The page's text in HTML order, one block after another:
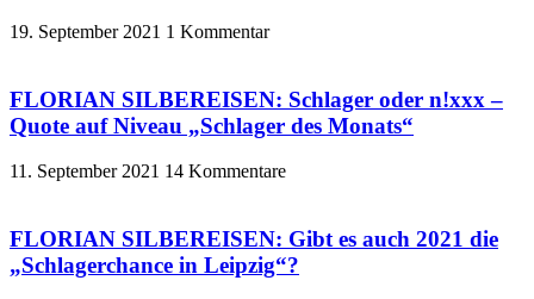
19. September 2021 1 Kommentar
FLORIAN SILBEREISEN: Schlager oder n!xxx –
Quote auf Niveau „Schlager des Monats“
11. September 2021 14 Kommentare
FLORIAN SILBEREISEN: Gibt es auch 2021 die
„Schlagerchance in Leipzig“?